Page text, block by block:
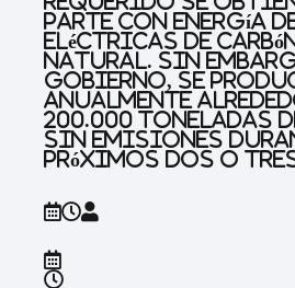
parte con energía
eléctricas de
natural. Sin
gobierno, se
anualmente
200.000 toneladas
sin emisiones
próximos dos o